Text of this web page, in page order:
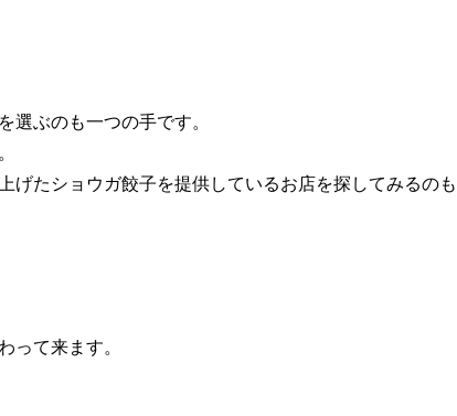
選ぶのも一つの手です。
げたショウガ餃子を提供しているお店を探してみるのも
って来ます。